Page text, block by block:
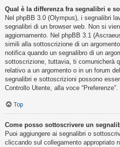
Qual è la differenza fra segnalibri e
Nel phpBB 3.0 (Olympus), i segnalibri
segnalibri di un browser web. Non si
aggiornamento. Nel phpBB 3.1
simili alla sottoscrizione di un
notifica quando un segnalibro di un
sottoscrizione, tuttavia, ti comunicherà
relativo a un argomento o in un forum
segnalibri e sottoscrizioni possono
Controllo Utente, alla voce “Preferenze”.
Top
Come posso sottoscrivere un
Puoi aggiungere ai segnalibri o
cliccando sul collegamento appropriato